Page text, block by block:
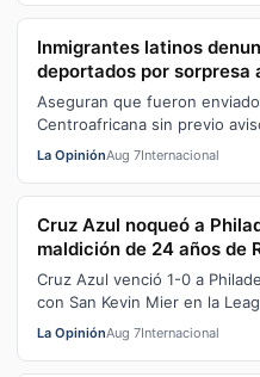
Inmigrantes latinos
deportados por sorpresa
Aseguran que fueron
Centroafricana sin previo
de información y violaciones …
La OpiniónAug 7Internacional
Cruz Azul noqueó a
maldición de 24 años de
Cruz Azul venció 1-0 a
con San Kevin Mier en la
maldición de 24 años…
La OpiniónAug 7Internacional